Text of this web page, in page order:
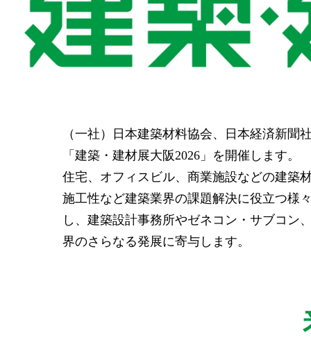
（一社）日本建築材料協会、日本経済新聞
「建築・建材展大阪2026」を開催します。
住宅、オフィスビル、商業施設などの建築
施工性など建築業界の課題解決に役立つ様
し、建築設計事務所やゼネコン・サブコン
界のさらなる発展に寄与します。